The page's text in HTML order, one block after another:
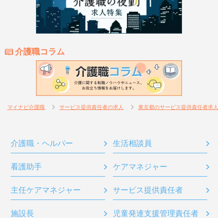
介護職コラム
マイナビ介護職 サービス提供責任者の求人 東京都のサービス提供責任者求人
介護職・ヘルパー 生活相談員
看護助手 ケアマネジャー
主任ケアマネジャー サービス提供責任者
施設長 児童発達支援管理責任者